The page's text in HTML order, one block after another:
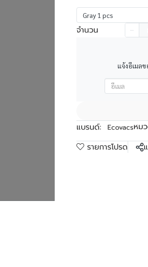
Gray 1 pcs
จำนวน
แจ้งอีเมล
แบรนด์: Ecovacsหม
รายการโปรด